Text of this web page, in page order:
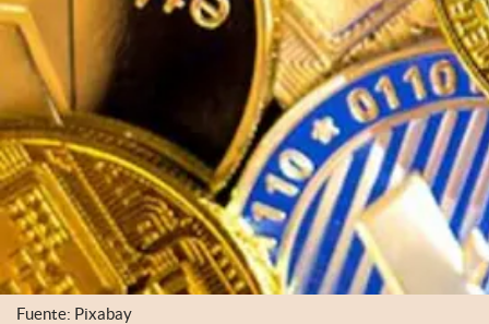
Fuente: Pixabay